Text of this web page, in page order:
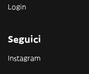
Login
Seguici
Instagram